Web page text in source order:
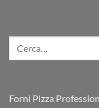
Forni Pizza